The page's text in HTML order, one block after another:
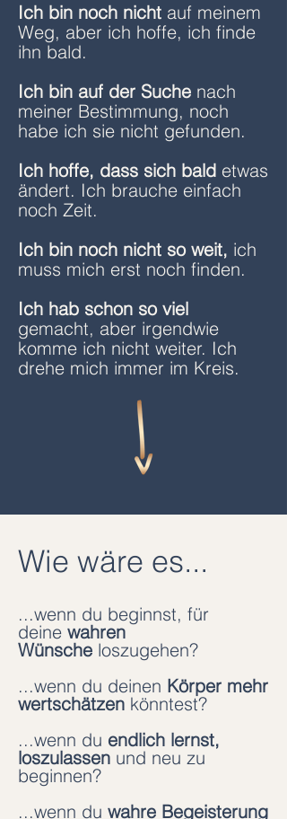
Ich bin noch nicht auf meinem
Weg, aber ich hoffe, ich finde
ihn bald.
Ich bin auf der Suche nach
meiner Bestimmung, noch
habe ich sie nicht gefunden.
Ich hoffe, dass sich bald etwas
ändert. Ich brauche einfach
noch Zeit.
Ich bin noch nicht so weit, ich
muss mich erst noch finden.
Ich hab schon so viel
gemacht, aber irgendwie
komme ich nicht weiter. Ich
drehe mich immer im Kreis.
Wie wäre es...
...wenn du beginnst, für
deine wahren
Wünsche loszugehen?
...wenn du deinen Körper mehr
wertschätzen könntest?
...wenn du endlich lernst,
loszulassen und neu zu
beginnen?
...wenn du wahre Begeisterung